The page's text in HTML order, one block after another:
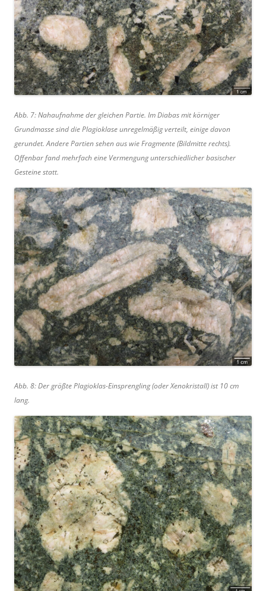
Abb. 7: Nahaufnahme der gleichen Partie. Im Diabas mit körniger
Grundmasse sind die Plagioklase unregelmäßig verteilt, einige davon
gerundet. Andere Partien sehen aus wie Fragmente (Bildmitte rechts).
Offenbar fand mehrfach eine Vermengung unterschiedlicher basischer
Gesteine statt.
Abb. 8: Der größte Plagioklas-Einsprengling (oder Xenokristall) ist 10 cm
lang.